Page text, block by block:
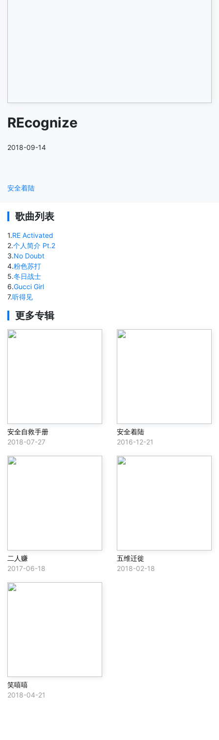
REcognize
2018-09-14
安全着陆
歌曲列表
1.RE Activated
2.个人简介 Pt.2
3.No Doubt
4.粉色苏打
5.冬日战士
6.Gucci Girl
7.听得见
更多专辑
安全自救手册
2018-07-27
安全着陆
2016-12-21
二人赚
2017-06-18
五维迁徙
2018-02-18
笑嘻嘻
2018-04-21